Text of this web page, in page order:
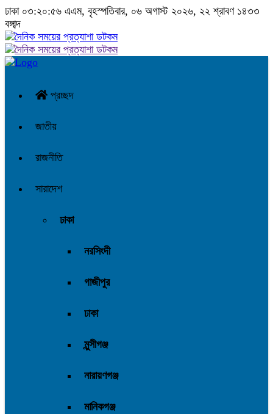
ঢাকা ০৩:২০:৫৭ এএম, বৃহস্পতিবার, ০৬ অগাস্ট ২০২৬, ২২ শ্রাবণ ১৪৩৩
বঙ্গাব্দ
প্রচ্ছদ
জাতীয়
রাজনীতি
সারাদেশ
ঢাকা
নরসিংদী
গাজীপুর
ঢাকা
মুন্সীগঞ্জ
নারায়ণগঞ্জ
মানিকগঞ্জ